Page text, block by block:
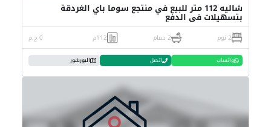
شاليه 112 متر للبيع في منتجع سوما باي الغردقة
بتسهيلات في الدفع
2 نوم 2 حمام 112م 0 ج.م
واتساب اتصل البورشور